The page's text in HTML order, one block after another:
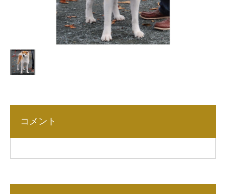
コメント